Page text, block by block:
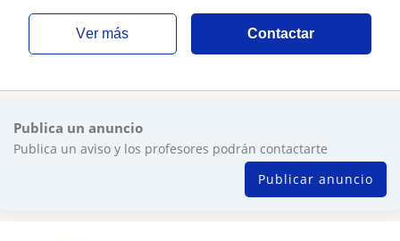
ver más Contactar
Publica un anuncio
Publica un aviso y los profesores podrán contactarte
Publicar anuncio